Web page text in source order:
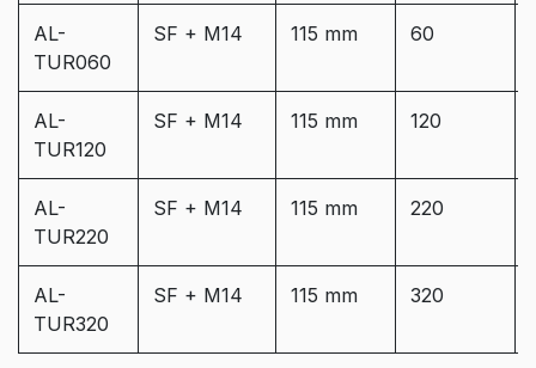
AL-
TUR060
SF + M14 115 mm 60
AL-
TUR120
SF + M14 115 mm 120
AL-
TUR220
SF + M14 115 mm 220
AL-
TUR320
SF + M14 115 mm 320